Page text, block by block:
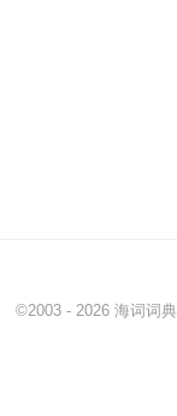
©2003 - 2026 海词词典